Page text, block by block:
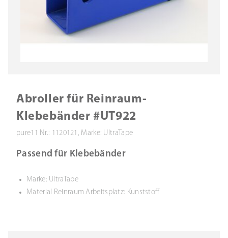
Abroller für Reinraum-
Klebebänder #UT922
pure11 Nr.: 1120121, Marke: UltraTape
Passend für Klebebänder
Marke: UltraTape
Material Reinraum Arbeitsplatz: Kunststoff